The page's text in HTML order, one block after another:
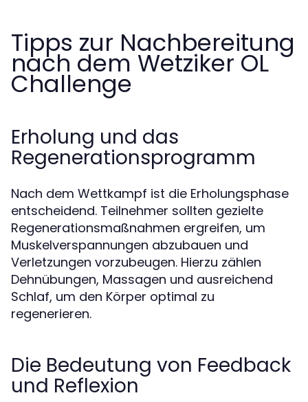
Tipps zur Nachbereitung
nach dem Wetziker OL
Challenge
Erholung und das
Regenerationsprogramm
Nach dem Wettkampf ist die Erholungsphase
entscheidend. Teilnehmer sollten gezielte
Regenerationsmaßnahmen ergreifen, um
Muskelverspannungen abzubauen und
Verletzungen vorzubeugen. Hierzu zählen
Dehnübungen, Massagen und ausreichend
Schlaf, um den Körper optimal zu
regenerieren.
Die Bedeutung von Feedback
und Reflexion